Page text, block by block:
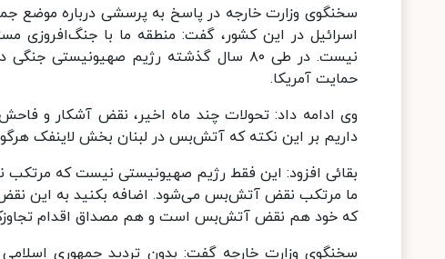
سخنگوی وزارت خارجه در پاسخ به پرسشی درباره موضع
اسرائیل در این کشور، گفت: منطقه ما با جنگ‌افروزی
نیست. در طی ۸۰ سال گذشته رژیم
حمایت آمریکا.
داریم بر این نکته که آتش‌بس در لبنان بخش لاینفک
بقائی افزود: این فقط رژیم صهیونیستی نیست که
ما مرتکب نقض آتش‌بس می‌شود. اضافه بکنید به این نقض
که خود هم نقض آتش‌بس است و هم مصداق اقدام
سخنگوی وزارت خارجه گفت: بدون تردید جمهوری اسلامی